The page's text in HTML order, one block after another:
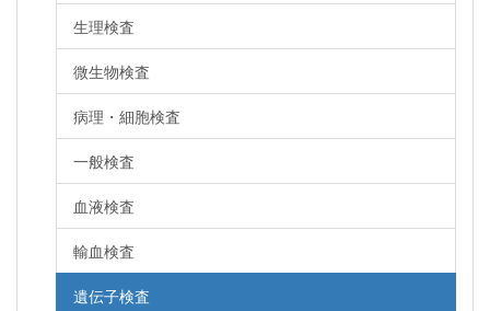
生理検査
微生物検査
病理・細胞検査
一般検査
血液検査
輸血検査
遺伝子検査